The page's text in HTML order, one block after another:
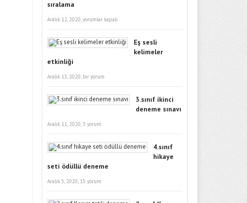
sıralama
Aralık 12, 2020,yorumlar kapalı
Eş sesli
kelimeler
etkinliği
Aralık 13, 2020, bir yorum
3.sınıf ikinci
deneme sınavı
Aralık 11, 2020, 3 yorum
4.sınıf
hikaye
seti ödüllü deneme
Aralık 5, 2020, 15 yorum